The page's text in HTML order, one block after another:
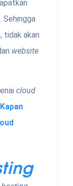
Sehingga
tidak akan
website
cloud
Kapan